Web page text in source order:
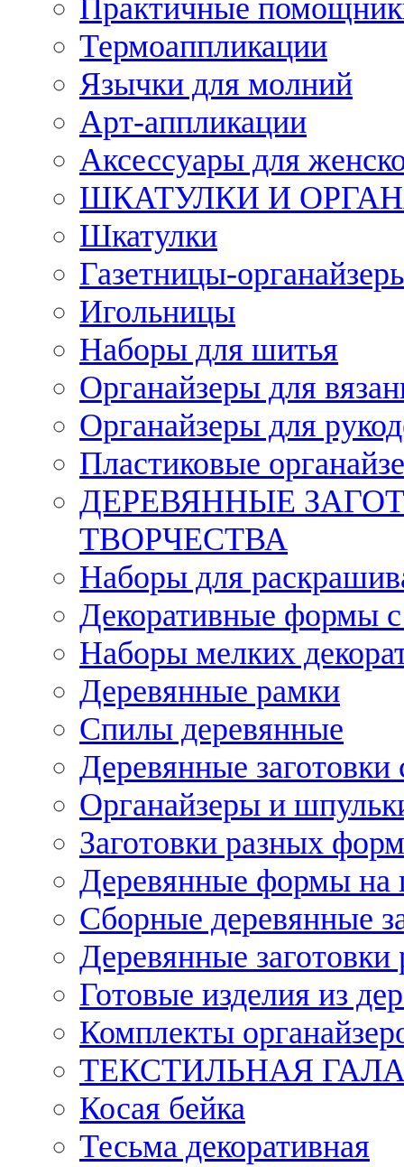
Практичные
Термоаппликации
Язычки для молний
Арт-аппликации
Аксессуары для
ШКАТУЛКИ И
Шкатулки
Газетницы-
Игольницы
Наборы для шитья
Органайзеры для
Органайзеры для
Пластиковые
ДЕРЕВЯННЫЕ
ТВОРЧЕСТВА
Наборы для
Декоративные формы с
Наборы мелких
Деревянные рамки
Спилы деревянные
Деревянные заготовки
Органайзеры и
Заготовки разных
Деревянные формы на
Сборные деревянные
Деревянные заготовки
Готовые изделия из
Комплекты
ТЕКСТИЛЬНАЯ
Косая бейка
Тесьма декоративная